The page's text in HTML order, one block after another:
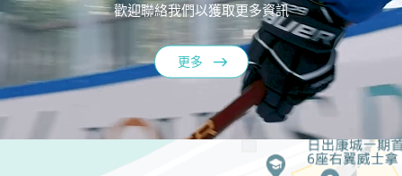
歡迎聯絡我們以獲取更多資訊
更多